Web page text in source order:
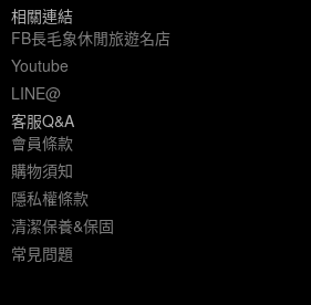
相關連結
FB長毛象休閒旅遊名店
Youtube
LINE@
客服Q&A
會員條款
購物須知
隱私權條款
清潔保養&保固
常見問題